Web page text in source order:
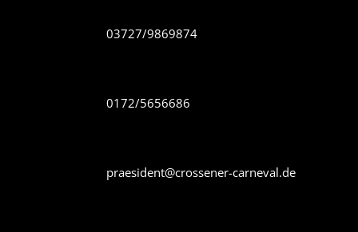
03727/9869874
0172/5656686
praesident@crossener-carneval.de